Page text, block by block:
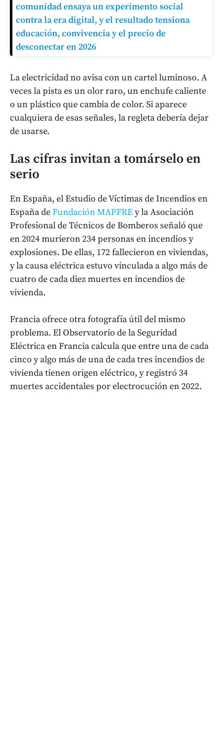
comunidad ensaya un experimento social
contra la era digital, y el resultado tensiona
educación, convivencia y el precio de
desconectar en 2026
La electricidad no avisa con un cartel luminoso. A
veces la pista es un olor raro, un enchufe caliente
o un plástico que cambia de color. Si aparece
cualquiera de esas señales, la regleta debería dejar
de usarse.
Las cifras invitan a tomárselo en
serio
En España, el Estudio de Víctimas de Incendios en
España deFundación MAPFREy la Asociación
Profesional de Técnicos de Bomberos señaló que
en 2024 murieron 234 personas en incendios y
explosiones. De ellas, 172 fallecieron en viviendas,
y la causa eléctrica estuvo vinculada a algo más de
cuatro de cada diez muertes en incendios de
vivienda.
Francia ofrece otra fotografía útil del mismo
problema. El Observatorio de la Seguridad
Eléctrica en Francia calcula que entre una de cada
cinco y algo más de una de cada tres incendios de
vivienda tienen origen eléctrico, y registró 34
muertes accidentales por electrocución en 2022.